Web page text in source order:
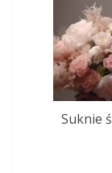
Suknie